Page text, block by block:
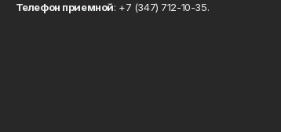
Телефон приемной: +7 (347) 712-10-35.